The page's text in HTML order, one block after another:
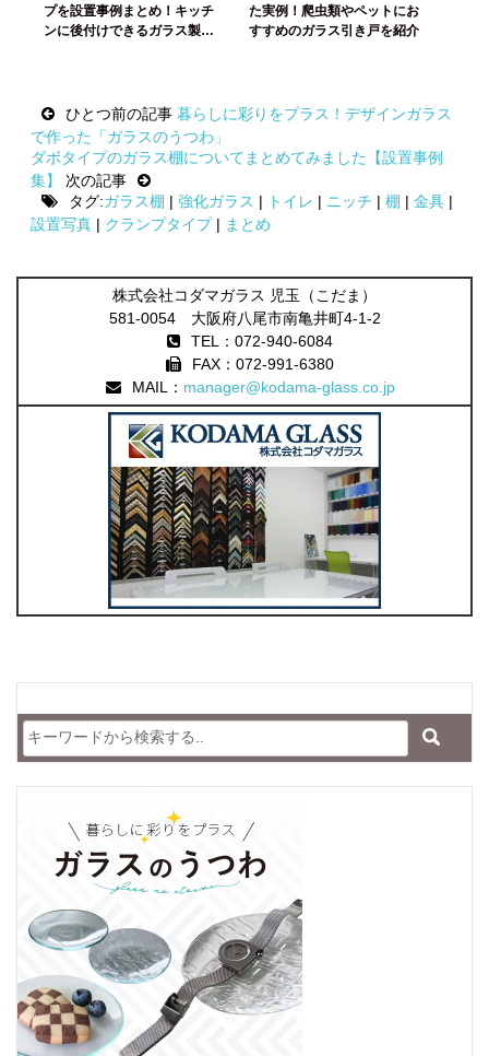
プを設置事例まとめ！キッチ
ンに後付けできるガラス製オ
た実例！爬虫類やペットにお
すすめのガラス引き戸を紹介
navigationひとつ前の記事暮らしに彩りをプラス！デザインガラス
で作った「ガラスのうつわ」
ダボタイプのガラス棚についてまとめてみました【設置事例
集】 次の記事
タグ:ガラス棚 | 強化ガラス | トイレ | ニッチ | 棚 | 金具|
設置写真| クランプタイプ| まとめ
株式会社コダマガラス 児玉（こだま）
581-0054 大阪府八尾市南亀井町4-1-2
TEL：072-940-6084
FAX：072-991-6380
MAIL： manager@kodama-glass.co.jp